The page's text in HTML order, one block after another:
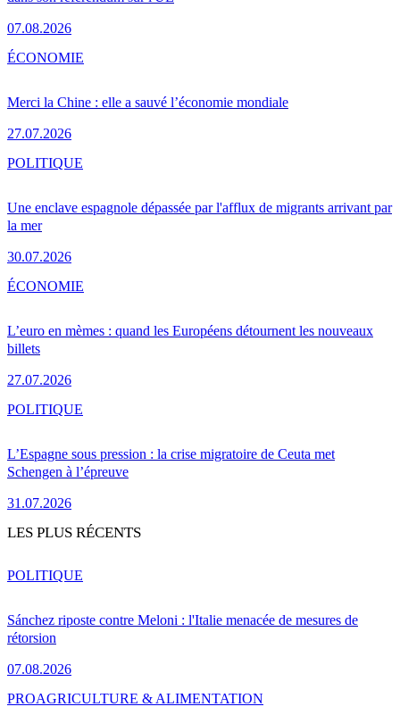
07.08.2026
Merci la Chine : elle a sauvé l’économie mondiale
27.07.2026
ÉCONOMIE
Une enclave espagnole dépassée par l'afflux de migrants arrivant par
la mer
30.07.2026
POLITIQUE
L’euro en mèmes : quand les Européens détournent les nouveaux
billets
27.07.2026
ÉCONOMIE
L’Espagne sous pression : la crise migratoire de Ceuta met
Schengen à l’épreuve
31.07.2026
POLITIQUE
LES PLUS RÉCENTS
Sánchez riposte contre Meloni : l'Italie menacée de mesures de
rétorsion
07.08.2026
POLITIQUE
PROAGRICULTURE & ALIMENTATION